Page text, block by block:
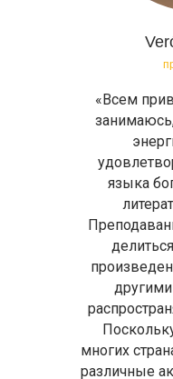
«Всем
языка
многих
различные